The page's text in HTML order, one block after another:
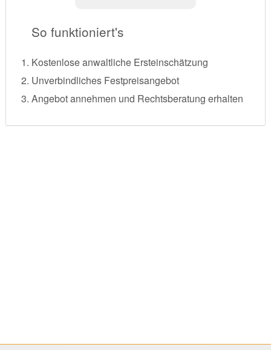
So funktioniert's
Kostenlose anwaltliche Ersteinschätzung
Unverbindliches Festpreisangebot
Angebot annehmen und Rechtsberatung erhalten